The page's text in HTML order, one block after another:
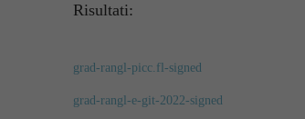
Risultati:
grad-rangl-picc.fl-signed
grad-rangl-e-git-2022-signed